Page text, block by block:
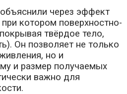
через эффект
котором поверхностно-
твёрдое тело,
Он позволяет не только
но и
и размер получаемых
важно для